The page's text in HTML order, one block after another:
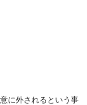
に外されるという事